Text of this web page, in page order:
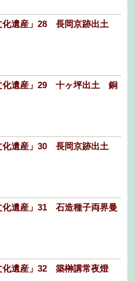
化遺産」28 長岡京跡出土
化遺産」29 十ヶ坪出土 銅
化遺産」30 長岡京跡出土
化遺産」31 石造種子両界曼
化遺産」32 築榊講常夜燈